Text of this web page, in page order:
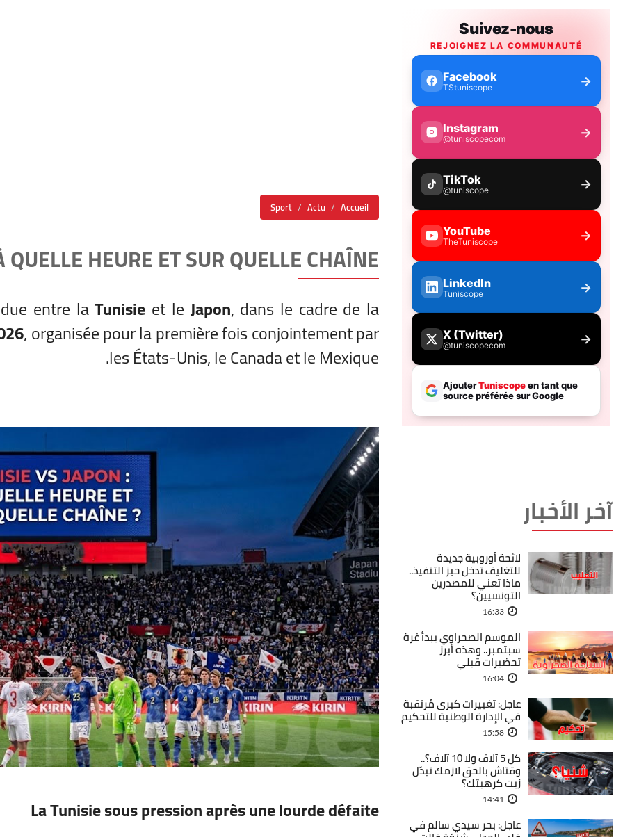
Sport Actu Accueil
HEURE ET SUR QUELLE CHAÎNE ?
entre laTunisie et le Japon, dans le cadre de la
, organisée pour la première fois conjointement par
les États-Unis, le Canada et le Mexique.
La Tunisie sous pression après une lourde défaite
آخر الأخبار
لائحة أوروبية جديدة
للتغليف تدخل حيز التنفيذ..
ماذا تعني للمصدرين
التونسيين؟
16:33
الموسم الصحراوي يبدأ غرة
سبتمبر.. وهذه أبرز
تحضيرات قبلي
16:04
عاجل: تغييرات كبرى مُرتقبة
في الإدارة الوطنية للتحكيم
15:58
كل 5 آلاف ولا 10 آلاف؟..
وقتاش بالحق لازمك تبدّل
زيت كرهبتك؟
14:41
عاجل: بحر سيدي سالم في